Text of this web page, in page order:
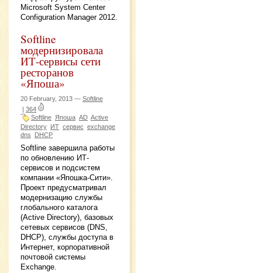
Microsoft System Center
Configuration Manager 2012.
Softline
модернизировала
ИТ-сервисы сети
ресторанов
«Япоша»
20 February, 2013 — Softline
| 364
Softline Япоша AD Active
Directory ИТ сервис exchange
dns
DHCP
Softline завершила работы
по обновлению ИТ-
сервисов и подсистем
компании «Япошка-Сити».
Проект предусматривал
модернизацию службы
глобального каталога
(Active Directory), базовых
сетевых сервисов (DNS,
DHCP), службы доступа в
Интернет, корпоративной
почтовой системы
Exchange.